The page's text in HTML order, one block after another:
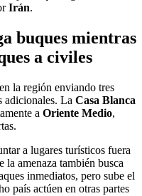
Irán.
buques mientras
a civiles
la región enviando tres
adicionales. La Casa Blanca
a Oriente Medio,
a lugares turísticos fuera
la amenaza también busca
inmediatos, pero sube el
país actúen en otras partes